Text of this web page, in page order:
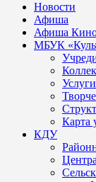
Новости
Афиша
Афиша
МБУК
Услуги
Карта
КДУ